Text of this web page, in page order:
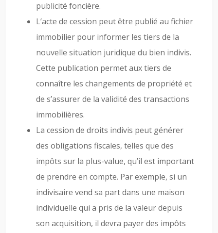
publicité foncière.
L’acte de cession peut être publié au fichier
immobilier pour informer les tiers de la
nouvelle situation juridique du bien indivis.
Cette publication permet aux tiers de
connaître les changements de propriété et
de s’assurer de la validité des transactions
immobilières.
La cession de droits indivis peut générer
des obligations fiscales, telles que des
impôts sur la plus-value, qu’il est important
de prendre en compte. Par exemple, si un
indivisaire vend sa part dans une maison
individuelle qui a pris de la valeur depuis
son acquisition, il devra payer des impôts